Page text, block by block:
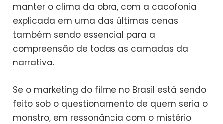
manter o clima da obra, com a cacofonia
explicada em uma das últimas cenas
também sendo essencial para a
compreensão de todas as camadas da
narrativa.
Se o marketing do filme no Brasil está sendo
feito sob o questionamento de quem seria o
monstro, em ressonância com o mistério